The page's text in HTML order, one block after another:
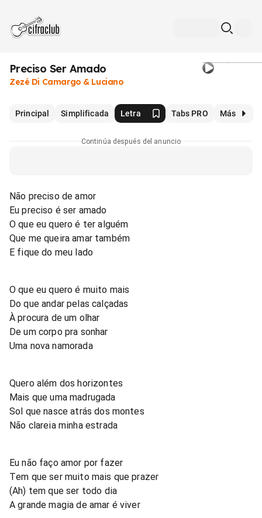
Preciso Ser Amado
Zezé Di Camargo & Luciano
Principal Simplificada Letra Tabs PRO Más
Continúa después del anuncio
Não preciso de amor
Eu preciso é ser amado
O que eu quero é ter alguém
Que me queira amar também
E fique do meu lado
O que eu quero é muito mais
Do que andar pelas calçadas
À procura de um olhar
De um corpo pra sonhar
Uma nova namorada
Quero além dos horizontes
Mais que uma madrugada
Sol que nasce atrás dos montes
Não clareia minha estrada
Eu não faço amor por fazer
Tem que ser muito mais que prazer
(Ah) tem que ser todo dia
A grande magia de amar é viver